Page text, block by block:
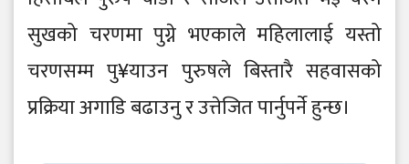
सुखको चरणमा पुग्ने भएकाले महिलालाई यस्तो
चरणसम्म पु¥याउन पुरुषले बिस्तारै सहवासको
प्रक्रिया अगाडि बढाउनु र उत्तेजित पार्नुपर्ने हुन्छ।